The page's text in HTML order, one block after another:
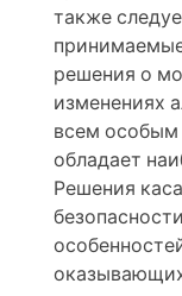
также
решения о
изменениях
всем особым
обладает
Решения